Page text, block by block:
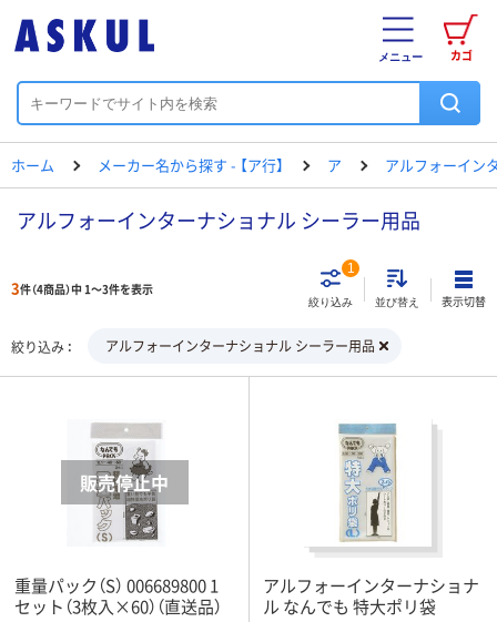
カゴ
メニュー
ホーム メーカー名から探す - 【ア行】 ア アルフォーイン
アルフォーインターナショナル シーラー用品
3件（4商品）中 1～3件を表示
絞り込み
1
並び替え 表示切替
絞り込み アルフォーインターナショナル シーラー用品
重量パック（S） 006689800 1
セット（3枚入×60）（直送品）
アルフォーインターナショナ
ル なんでも 特大ポリ袋